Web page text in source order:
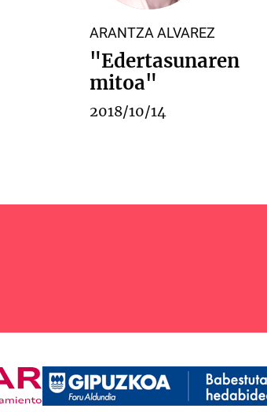
ARANTZA ALVAREZ
"Edertasunaren
mitoa"
2018/10/14